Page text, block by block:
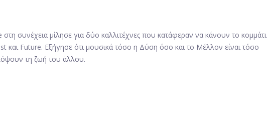
συνέχεια μίλησε για δύο καλλιτέχνες που κατάφεραν να κάνουν το κομμάτι
και Future. Εξήγησε ότι μουσικά τόσο η Δύση όσο και το Μέλλον είναι τόσο
τη ζωή του άλλου.